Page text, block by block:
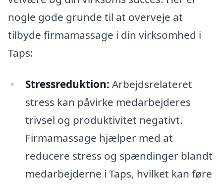
nogle gode grunde til at overveje at
tilbyde firmamassage i din virksomhed i
Taps:
Stressreduktion: Arbejdsrelateret
stress kan påvirke medarbejderes
trivsel og produktivitet negativt.
Firmamassage hjælper med at
reducere stress og spændinger blandt
medarbejderne i Taps, hvilket kan føre